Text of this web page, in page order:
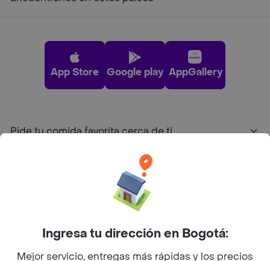
App Store Google play AppGallery
Pide tu comida favorita cerca de ti
Sobre RappiIngresa tu dirección en Bogotá:
Mejor servicio, entregas más rápidas y los precios